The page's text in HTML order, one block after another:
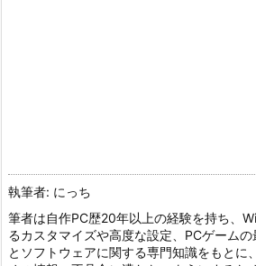
執筆者: にっち
筆者は自作PC歴20年以上の経験を持ち、
るカスタマイズや高度な設定、PCゲーム
とソフトウェアに関する専門知識をもとに